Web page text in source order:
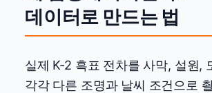
데이터로 만드는 법
실제 K-2 흑표 전차를 사막, 설원,
각각 다른 조명과 날씨 조건으로